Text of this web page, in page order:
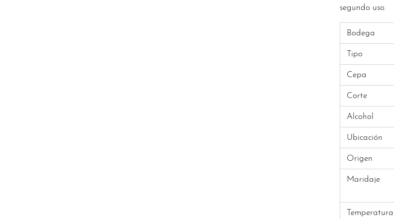
segundo uso.
Bodega
Tipo
Cepa
Corte
Alcohol
Ubicación
Origen
Maridaje
Temperatura